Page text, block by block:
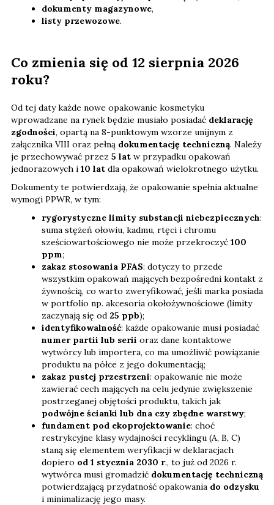
dokumenty magazynowe,
listy przewozowe.
Co zmienia się od 12 sierpnia 2026
roku?
Od tej daty każde nowe opakowanie kosmetyku
wprowadzane na rynek będzie musiało posiadać deklarację
zgodności, opartą na 8-punktowym wzorze unijnym z
załącznika VIII oraz pełną dokumentację techniczną. Należy
je przechowywać przez 5 lat w przypadku opakowań
jednorazowych i 10 lat dla opakowań wielokrotnego użytku.
Dokumenty te potwierdzają, że opakowanie spełnia aktualne
wymogi PPWR, w tym:
rygorystyczne limity substancji niebezpiecznych:
suma stężeń ołowiu, kadmu, rtęci i chromu
sześciowartościowego nie może przekroczyć 100
ppm;
zakaz stosowania PFAS: dotyczy to przede
wszystkim opakowań mających bezpośredni kontakt z
żywnością, co warto zweryfikować, jeśli marka posiada
w portfolio np. akcesoria okołożywnościowe (limity
zaczynają się od 25 ppb);
identyfikowalność: każde opakowanie musi posiadać
numer partii lub serii oraz dane kontaktowe
wytwórcy lub importera, co ma umożliwić powiązanie
produktu na półce z jego dokumentacją;
zakaz pustej przestrzeni: opakowanie nie może
zawierać cech mających na celu jedynie zwiększenie
postrzeganej objętości produktu, takich jak
podwójne ścianki lub dna czy zbędne warstwy;
fundament pod ekoprojektowanie: choć
restrykcyjne klasy wydajności recyklingu (A, B, C)
staną się elementem weryfikacji w deklaracjach
dopiero od 1 stycznia 2030 r., to już od 2026 r.
wytwórca musi gromadzić dokumentację techniczną
potwierdzającą przydatność opakowania do odzysku
i minimalizację jego masy.